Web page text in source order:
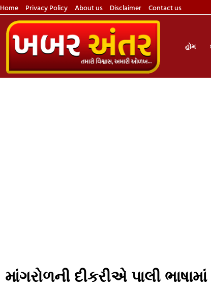
Home Privacy Policy About us Disclaimer Contact us
હોમ
માંગરોળની દીકરીએ પાલી